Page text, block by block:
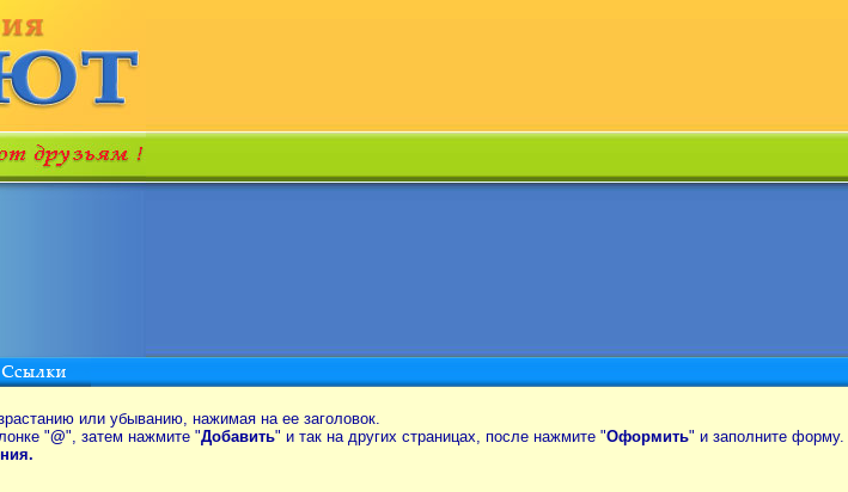
или убыванию, нажимая на ее заголовок.
"@", затем нажмите "Добавить" и так на других страницах, после нажмите "Оформить" и заполните форму.